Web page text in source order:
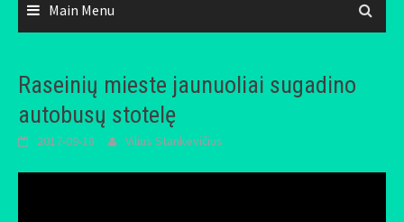
Main Menu
Raseinių mieste jaunuoliai sugadino
autobusų stotelę
2017-09-18 Vilius Stankevičius